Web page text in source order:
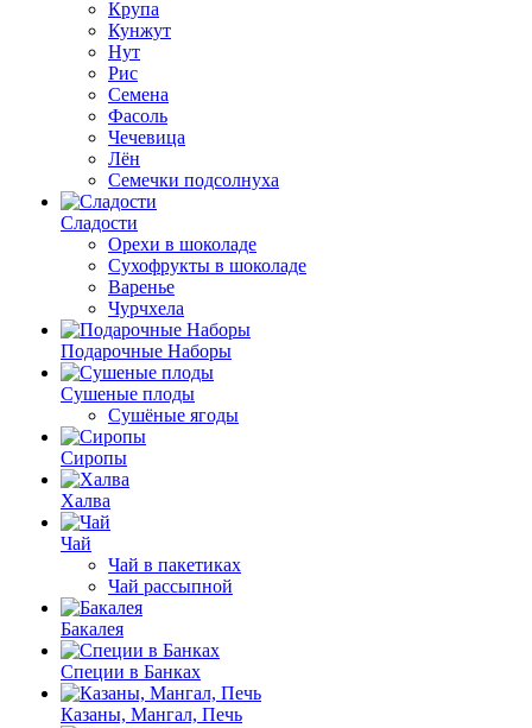
Крупа
Кунжут
Нут
Рис
Семена
Фасоль
Чечевица
Лён
Семечки подсолнуха
Сладости
Орехи в шоколаде
Сухофрукты в шоколаде
Варенье
Чурчхела
Подарочные Наборы
Cушеные плоды
Сушёные ягоды
Сиропы
Халва
Чай
Чай в пакетиках
Чай рассыпной
Бакалея
Специи в Банках
Казаны, Мангал, Печь